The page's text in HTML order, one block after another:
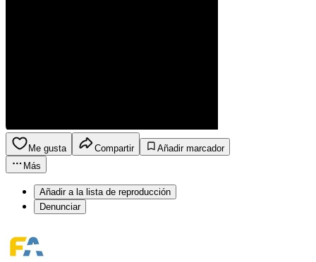
Me gusta Compartir
Añadir marcador
Más
Añadir a la lista de reproducción
Denunciar